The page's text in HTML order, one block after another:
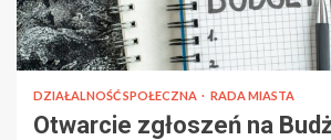
DZIAŁALNOŚĆ SPOŁECZNA RADA MIASTA
Otwarcie zgłoszeń na